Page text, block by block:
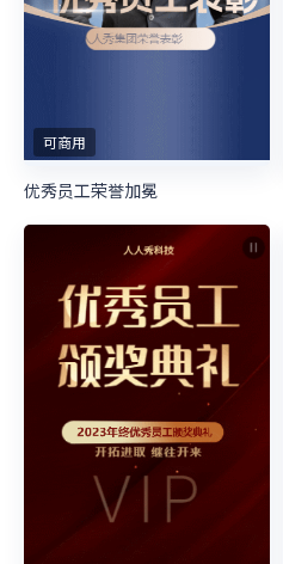
可商用
优秀员工荣誉加冕